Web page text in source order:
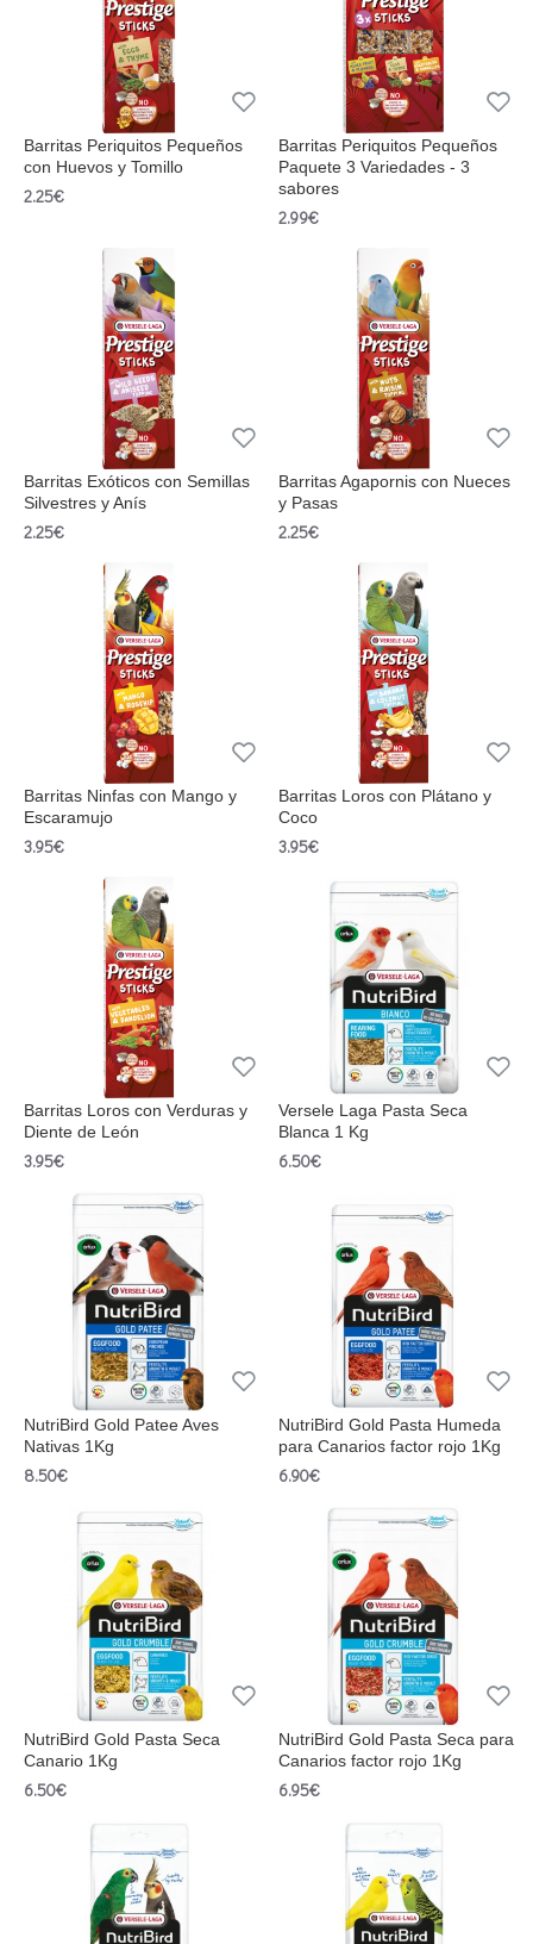
Barritas Periquitos Pequeños
con Huevos y Tomillo
2.25€
Barritas Periquitos Pequeños
Paquete 3 Variedades - 3
sabores
2.99€
Barritas Exóticos con Semillas
Silvestres y Anís
2.25€
Barritas Agapornis con Nueces
y Pasas
2.25€
Barritas Ninfas con Mango y
Escaramujo
3.95€
Barritas Loros con Plátano y
Coco
3.95€
Barritas Loros con Verduras y
Diente de León
3.95€
Versele Laga Pasta Seca
Blanca 1 Kg
6.50€
NutriBird Gold Patee Aves
Nativas 1Kg
8.50€
NutriBird Gold Pasta Humeda
para Canarios factor rojo 1Kg
6.90€
NutriBird Gold Pasta Seca
Canario 1Kg
6.50€
NutriBird Gold Pasta Seca para
Canarios factor rojo 1Kg
6.95€